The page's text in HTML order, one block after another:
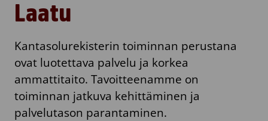
Laatu
Kantasolurekisterin toiminnan perustana
ovat luotettava palvelu ja korkea
ammattitaito. Tavoitteenamme on
toiminnan jatkuva kehittäminen ja
palvelutason parantaminen.